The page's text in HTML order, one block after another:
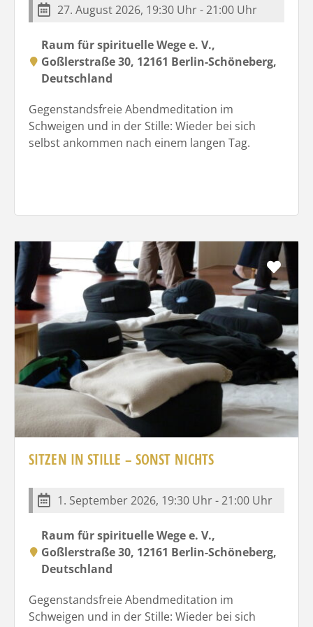
27. August 2026, 19:30 Uhr - 21:00 Uhr
Raum für spirituelle Wege e. V.,
Goßlerstraße 30, 12161 Berlin-Schöneberg,
Deutschland
Gegenstandsfreie Abendmeditation im
Schweigen und in der Stille: Wieder bei sich
selbst ankommen nach einem langen Tag.
SITZEN IN STILLE – SONST NICHTS
1. September 2026, 19:30 Uhr - 21:00 Uhr
Raum für spirituelle Wege e. V.,
Goßlerstraße 30, 12161 Berlin-Schöneberg,
Deutschland
Gegenstandsfreie Abendmeditation im
Schweigen und in der Stille: Wieder bei sich